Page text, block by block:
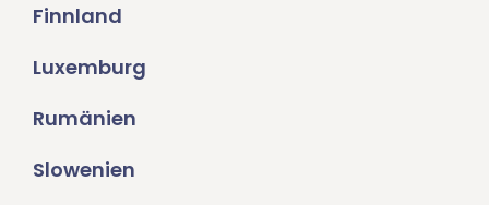
Finnland
Luxemburg
Rumänien
Slowenien